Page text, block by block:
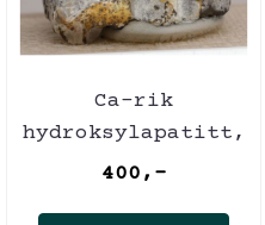
Ca-rik
hydroksylapatitt,
David Mosiah-
400,-